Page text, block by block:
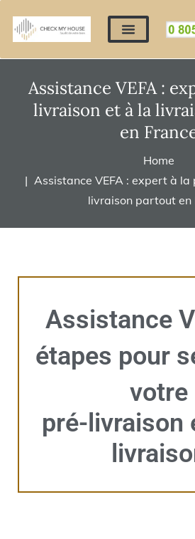
Assistance VEFA :
livraison et à la
en
Home
Assistance VEFA : expert à
livraison partout en
Assistance
étapes pour
votre
pré-livraison